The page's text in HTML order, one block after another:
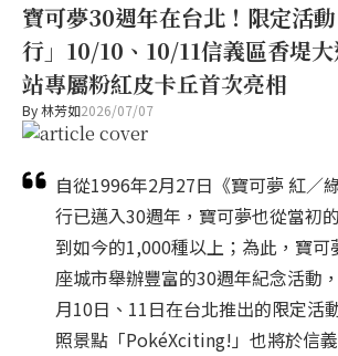
寶可夢30週年在台北！限定活
行」10/10、10/11信義區香堤
站專屬粉紅皮卡丘首次亮相
By林芳如2026/07/07
自從1996年2月27日《寶可夢 紅／
行已邁入30週年，寶可夢也從當初
到如今的1,000種以上；為此，寶可
座城市舉辦豐富的30週年紀念活動
月10日、11日在台北推出的限定活
照景點「PokéXciting!」也將於信